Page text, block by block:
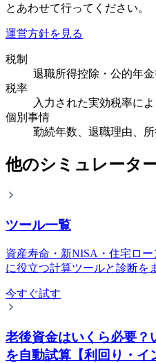
とあわせて行ってください。
運営方針を見る
税制
退職所得控除・公的年
税率
入力された実効税率に
個別事情
勤続年数、退職理由、
他のシミュレータ
ツール一覧
資産寿命・新NISA・住宅ロ
に役立つ計算ツールと診断を
今すぐ試す
老後資金はいくら必要？
を自動試算【利回り・イ